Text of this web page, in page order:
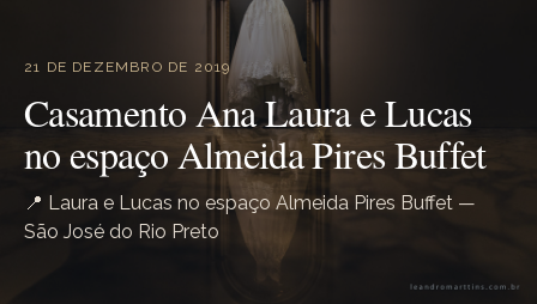
21 DE DEZEMBRO DE 2019
Casamento Ana Laura e Lucas
no espaço Almeida Pires Buffet
📍 Laura e Lucas no espaço Almeida Pires Buffet —
São José do Rio Preto